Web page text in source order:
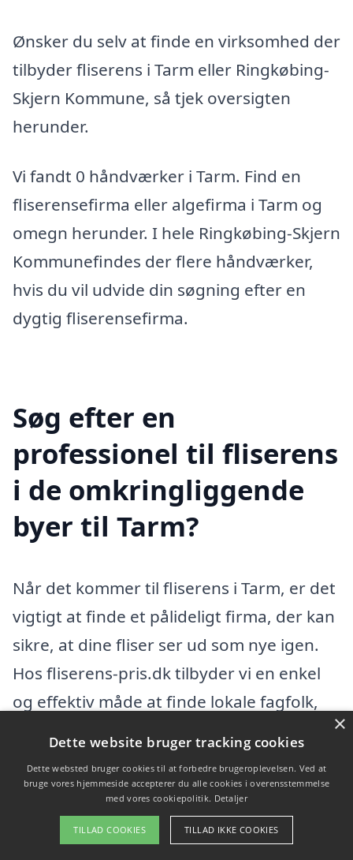
Ønsker du selv at finde en virksomhed der
tilbyder fliserens i Tarm eller Ringkøbing-
Skjern Kommune, så tjek oversigten
herunder.
Vi fandt 0 håndværker i Tarm. Find en
fliserensefirma eller algefirma i Tarm og
omegn herunder. I hele Ringkøbing-Skjern
Kommunefindes der flere håndværker,
hvis du vil udvide din søgning efter en
dygtig fliserensefirma.
Søg efter en
professionel til fliserens
i de omkringliggende
byer til Tarm?
Når det kommer til fliserens i Tarm, er det
vigtigt at finde et pålideligt firma, der kan
sikre, at dine fliser ser ud som nye igen.
Hos fliserens-pris.dk tilbyder vi en enkel
og effektiv måde at finde lokale fagfolk,
der specialiserer sig i fliserens. Vi giver dig
uforpligtende tilbud fra eksperter i dit
område, så du kan træffe en
velinformeret beslutning.
×
Dette website bruger tracking cookies
Dette websted bruger cookies til at forbedre brugeroplevelsen. Ved at
bruge vores hjemmeside accepterer du alle cookies i overensstemmelse
med vores cookiepolitik. Detaljer
TILLAD COOKIES TILLAD IKKE COOKIES